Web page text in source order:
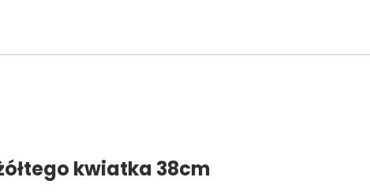
kwiatka 38cm